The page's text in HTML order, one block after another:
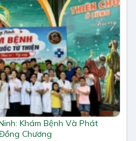
Khám Bệnh Và Phát
Chương